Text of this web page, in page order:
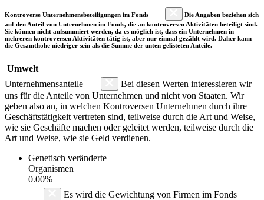
Kontroverse Unternehmensbeteiligungen im Fonds
Die Angaben beziehen sich
auf den Anteil von Unternehmen im Fonds, die an kontroversen Aktivitäten beteiligt sind.
Sie können nicht aufsummiert werden, da es möglich ist, dass ein Unternehmen in
mehreren kontroversen Aktivitäten tätig ist, aber nur einmal gezählt wird. Daher kann
die Gesamthöhe niedriger sein als die Summe der unten gelisteten Anteile.
Umwelt
Unternehmensanteile
Bei diesen Werten interessieren wir
uns für die Anteile von Unternehmen und nicht von Staaten. Wir
geben also an, in welchen Kontroversen Unternehmen durch ihre
Geschäftstätigkeit vertreten sind, teilweise durch die Art und Weise,
wie sie Geschäfte machen oder geleitet werden, teilweise durch die
Art und Weise, wie sie Geld verdienen.
Genetisch veränderte
Organismen
0.00%
Es wird die Gewichtung von Firmen im Fonds